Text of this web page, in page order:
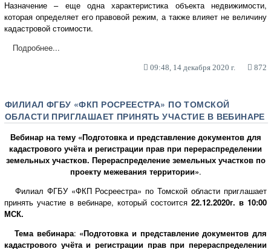
Назначение – еще одна характеристика объекта недвижимости,
которая определяет его правовой режим, а также влияет не величину
кадастровой стоимости.
Подробнее...
09:48, 14 декабря 2020 г. 872
ФИЛИАЛ ФГБУ «ФКП РОСРЕЕСТРА» ПО ТОМСКОЙ
ОБЛАСТИ ПРИГЛАШАЕТ ПРИНЯТЬ УЧАСТИЕ В ВЕБИНАРЕ
Вебинар на тему «Подготовка и представление документов для
кадастрового учёта и регистрации прав при перераспределении
земельных участков. Перераспределение земельных участков по
проекту межевания территории».
Филиал ФГБУ «ФКП Росреестра» по Томской области приглашает
принять участие в вебинаре, который состоится 22.12.2020г. в 10:00
МСК.
Тема вебинара: «Подготовка и представление документов для
кадастрового учёта и регистрации прав при перераспределении